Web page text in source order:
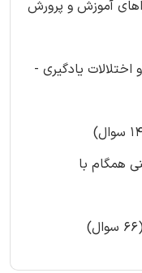
آموزش و پرورش
یادگیری -
همگام با